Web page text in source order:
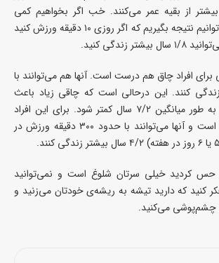
۳/۴ سال بیشتر از بقیه عمر می‌کنند.‌ خب اگر بخواهیم کمی
واقع‌بین‌تر باشیم، می‌توانیم نتیجه بگیریم که اگر روزی ۱۰ دقیقه ورزش کنید
برای افراد چاق هم درست است. آنها هم می‌توانند با
کنند. این درحالی است که چاقی زیاد باعث
می‌شود که طول عمر به طور میانگین ۷/۲ سال کمتر شود. برای این افراد
اهمیت ورزش بیشتر است و آنها می‌توانند با حدود ۳۰۰ دقیقه ورزش در
کردید خیلی سرتان شلوغ است و نمی‌توانید
کنید که دارید تیشه به ریشه‌ی خودتان می‌زنید و
چشم‌پوشی می‌کنید.